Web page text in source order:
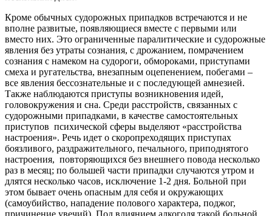
Кроме обычных судорожных припадков встречаются и не
вполне развитые, появляющиеся вместе с первыми или
вместо них. Это ограниченные паралитические и судорожные
явления без утраты сознания, с дрожанием, помрачением
сознания с намеком на судороги, обмороками, приступами
смеха и ругательства, внезапным оцепенением, побегами –
все явления бессознательные и с последующей амнезией.
Также наблюдаются приступы возникновения идей,
головокружения и сна. Среди расстройств, связанных с
судорожными припадками, в качестве самостоятельных
приступов психической сферы выделяют «расстройства
настроения». Речь идет о скоропреходящих приступах
боязливого, раздражительного, печального, приподнятого
настроения, повторяющихся без внешнего повода несколько
раз в месяц; по большей части припадки случаются утром и
длятся несколько часов, исключение 1-2 дня. Больной при
этом бывает очень опасным для себя и окружающих
(самоубийство, нападение полового характера, поджог,